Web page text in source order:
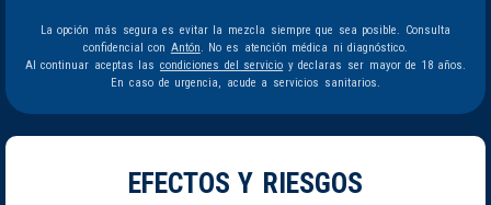
La opción más segura es evitar la mezcla siempre que sea posible. Consulta
confidencial con Antón. No es atención médica ni diagnóstico.
Al continuar aceptas las condiciones del servicio y declaras ser mayor de 18 años.
En caso de urgencia, acude a servicios sanitarios.
EFECTOS Y RIESGOS